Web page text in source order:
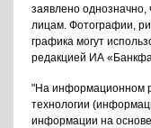
заявлено однозначно,
лицам. Фотографии,
графика могут
редакцией ИА
"На информационном
технологии
информации на